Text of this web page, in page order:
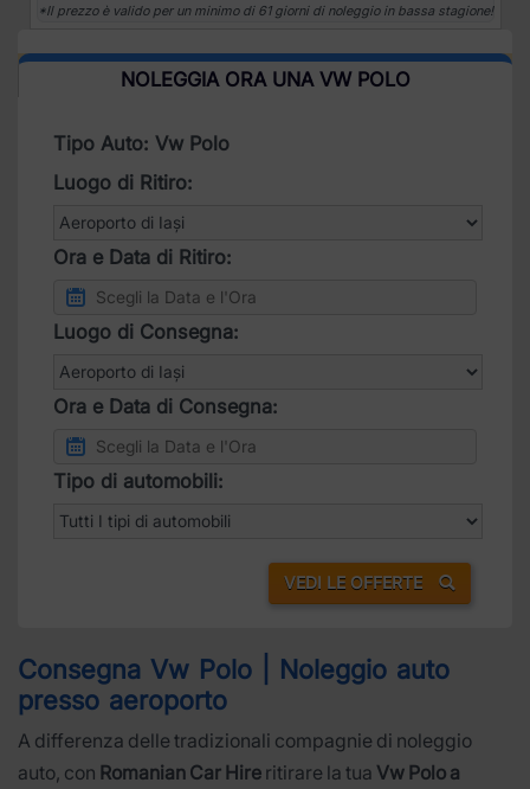
*Il prezzo è valido per un minimo di 61 giorni di noleggio in bassa stagione!
NOLEGGIA ORA UNA VW POLO
Tipo Auto: Vw Polo
Luogo di Ritiro:
Ora e Data di Ritiro:
Luogo di Consegna:
Ora e Data di Consegna:
Tipo di automobili:
VEDI LE OFFERTE
Consegna Vw Polo | Noleggio auto
presso aeroporto
A differenza delle tradizionali compagnie di noleggio
auto, con Romanian Car Hire ritirare la tua Vw Polo a